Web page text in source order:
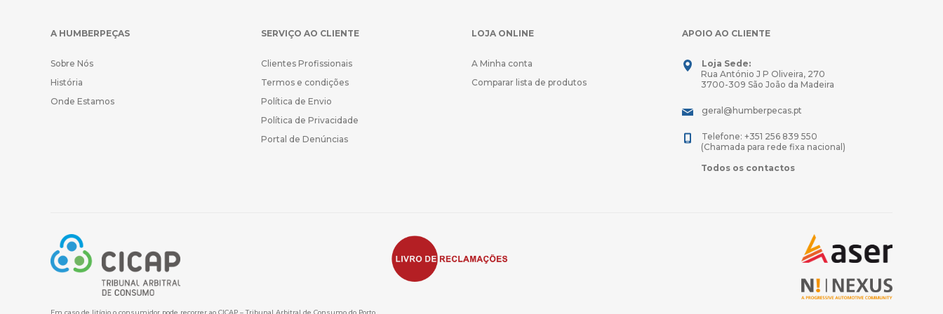
A HUMBERPEÇAS
Sobre Nós
História
Onde Estamos
SERVIÇO AO CLIENTE
Clientes Profissionais
Termos e condições
Política de Envio
Política de Privacidade
Portal de Denúncias
LOJA ONLINE
A Minha conta
Comparar lista de produtos
APOIO AO CLIENTE
Loja Sede:
Rua António J P Oliveira, 270
3700-309 São João da Madeira
geral@humberpecas.pt
Telefone: +351 256 839 550
(Chamada para rede fixa nacional)
Todos os contactos
Em caso de litígio o consumidor pode recorrer ao CICAP – Tribunal Arbitral de Consumo do Porto,